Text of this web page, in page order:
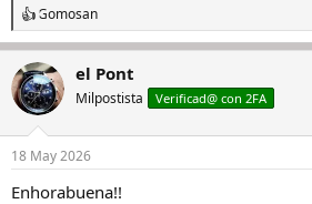
R
e
c
c
i
e
:
Gomosan
el Pont
Milpostista Verificad@ con 2FA
18 May 2026
Enhorabuena!!